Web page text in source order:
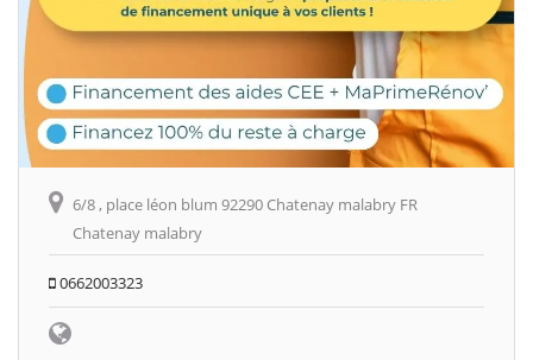
6/8 , place léon blum 92290 Chatenay malabry FR
Chatenay malabry
0662003323